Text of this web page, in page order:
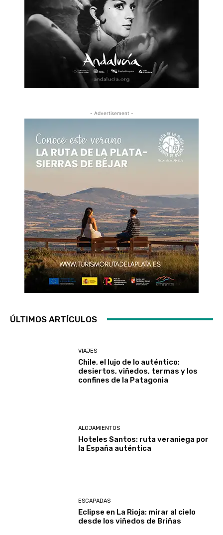
- Advertisement -
ÚLTIMOS ARTÍCULOS
VIAJES
Chile, el lujo de lo auténtico:
desiertos, viñedos, termas y los
confines de la Patagonia
ALOJAMIENTOS
Hoteles Santos: ruta veraniega por
la España auténtica
ESCAPADAS
Eclipse en La Rioja: mirar al cielo
desde los viñedos de Briñas